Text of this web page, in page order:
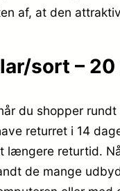
af, at den
sort –
du shopper
returret i 14
længere returtid.
de mange